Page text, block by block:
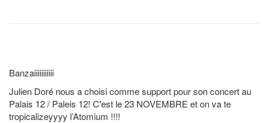
Banzaiiiiiiiiiii
Julien Doré nous a choisi comme support pour son concert au
Palais 12 / Paleis 12! C'est le 23 NOVEMBRE et on va te
tropicalizeyyyy l’Atomium !!!!